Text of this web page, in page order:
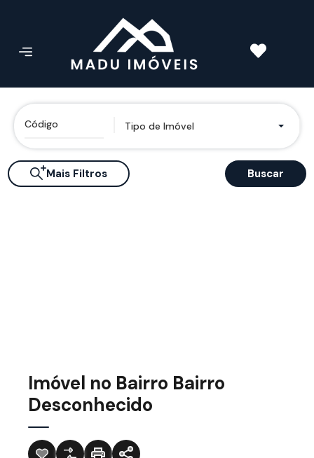
Tipo de Imóvel
Mais Filtros Buscar
Imóvel no Bairro Bairro
Desconhecido